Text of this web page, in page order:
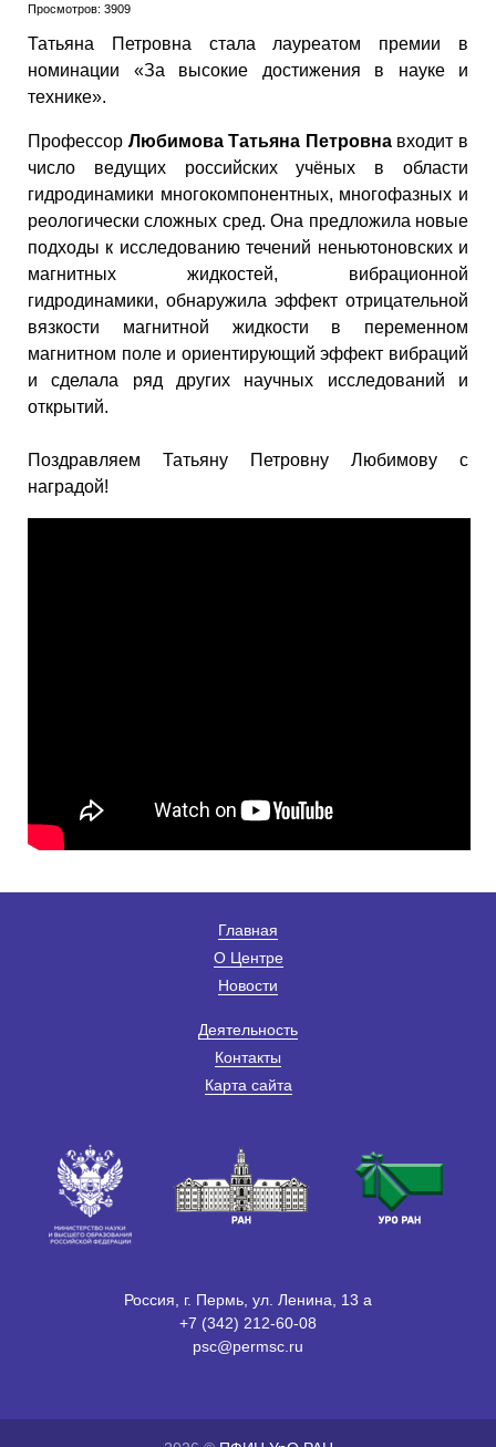
Просмотров: 3909
Татьяна Петровна стала лауреатом премии в
номинации «За высокие достижения в науке и
технике».
Профессор Любимова Татьяна Петровнавходит в
число ведущих российских учёных в области
гидродинамики многокомпонентных, многофазных и
реологически сложных сред. Она предложила новые
подходы к исследованию течений неньютоновских и
магнитных жидкостей, вибрационной
гидродинамики, обнаружила эффект отрицательной
вязкости магнитной жидкости в переменном
магнитном поле и ориентирующий эффект вибраций
и сделала ряд других научных исследований и
открытий.
Поздравляем Татьяну Петровну Любимову с
наградой!
Главная
О Центре
Новости
Деятельность
Контакты
Карта сайта
Россия, г. Пермь, ул. Ленина, 13 а
+7 (342) 212-60-08
psc@permsc.ru